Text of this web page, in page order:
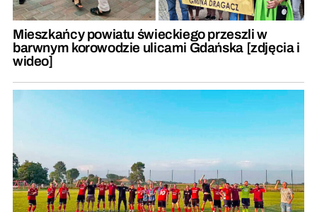
Mieszkańcy powiatu świeckiego przeszli w
barwnym korowodzie ulicami Gdańska [zdjęcia i
wideo]